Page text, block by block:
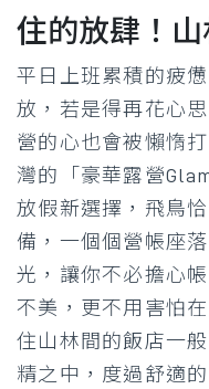
住的放肆！
平日上班累積的疲
放，若是得再花心
營的心也會被懶惰
灣的「豪華露營
放假新選擇，飛鳥
備，一個個營帳座
光，讓你不必擔心
不美，更不用害怕
住山林間的飯店一
精之中，度過舒適的